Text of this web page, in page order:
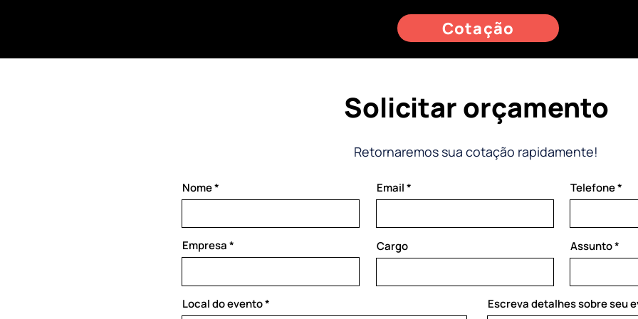
Cotação
Solicitar orçamento
Retornaremos sua cotação rapidamente!
Nome Email Telefone
Empresa Cargo Assunto
Local do evento Escreva detalhes sobre seu